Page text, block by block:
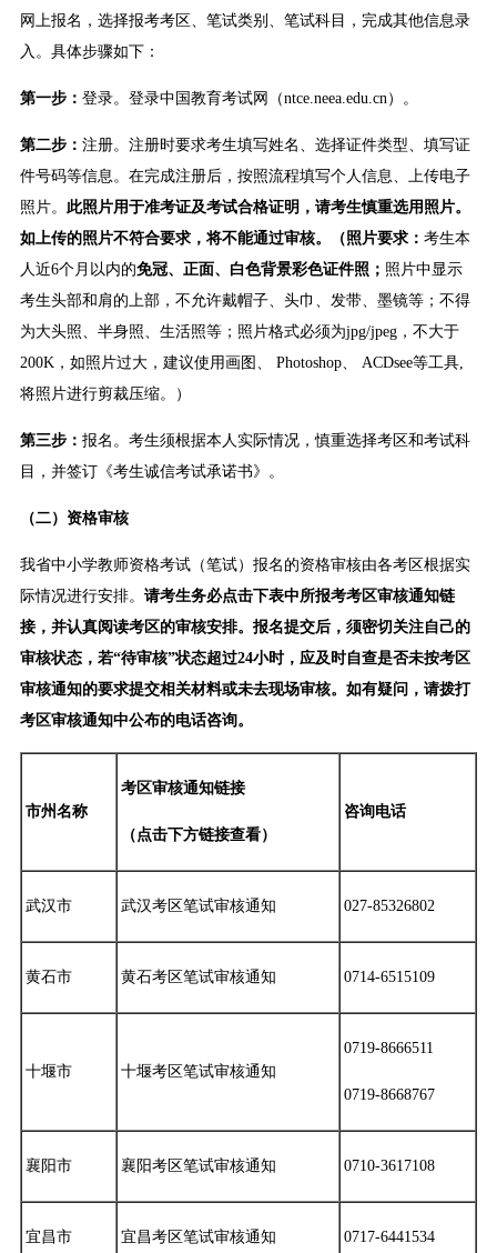
网上报名，选择报考考区、笔试类别、笔试科目，完成其他信息录
入。具体步骤如下：
第一步： 登录。登录中国教育考试网（ntce.neea.edu.cn）。
第二步： 注册。注册时要求考生填写姓名、选择证件类型、填写证
件号码等信息。在完成注册后，按照流程填写个人信息、上传电子
照片。 此照片用于准考证及考试合格证明，请考生慎重选用照片。
如上传的照片不符合要求，将不能通过审核。（照片要求： 考生本
人近6个月以内的免冠、正面、白色背景彩色证件照； 照片中显示
考生头部和肩的上部，不允许戴帽子、头巾、发带、墨镜等；不得
为大头照、半身照、生活照等；照片格式必须为jpg/jpeg，不大于
200K，如照片过大，建议使用画图、 Photoshop、 ACDsee等工具,
将照片进行剪裁压缩。）
第三步： 报名。考生须根据本人实际情况，慎重选择考区和考试科
目，并签订《考生诚信考试承诺书》。
（二）资格审核
我省中小学教师资格考试（笔试）报名的资格审核由各考区根据实
际情况进行安排。 请考生务必点击下表中所报考考区审核通知链
接，并认真阅读考区的审核安排。报名提交后，须密切关注自己的
审核状态，若“待审核”状态超过24小时，应及时自查是否未按考区
审核通知的要求提交相关材料或未去现场审核。如有疑问，请拨打
考区审核通知中公布的电话咨询。
市州名称
考区审核通知链接
（点击下方链接查看）
咨询电话
武汉市 武汉考区笔试审核通知 027-85326802
黄石市 黄石考区笔试审核通知 0714-6515109
十堰市 十堰考区笔试审核通知
0719-8666511
0719-8668767
襄阳市 襄阳考区笔试审核通知 0710-3617108
宜昌市 宜昌考区笔试审核通知 0717-6441534